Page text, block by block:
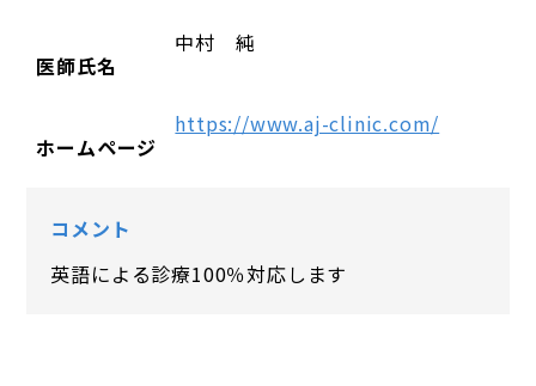
医師氏名
中村 純
ホームページ
https://www.aj-clinic.com/
コメント
英語による診療100％対応します